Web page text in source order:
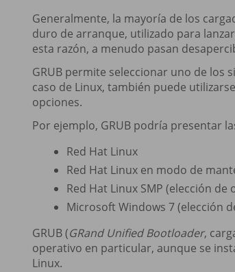
Generalmente, la mayoría de los
duro de arranque, utilizado para
esta razón, a menudo pasan
GRUB permite seleccionar uno de los
caso de Linux, también puede
opciones.
Por ejemplo, GRUB podría presentar
Red Hat Linux
Red Hat Linux en modo de
Red Hat Linux SMP (elección
Microsoft Windows 7 (elección
GRUB (GRand Unified Bootloader,
operativo en particular, aunque se
Linux.